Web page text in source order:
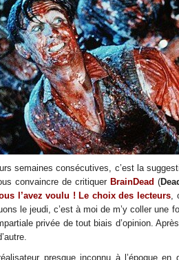
semaines consécutives, c’est la
convaincre de critiquer BrainDead (
l’avez voulu ! Le choix des lecteurs,
le jeudi, c’est à moi de m’y coller une
privée de tout biais d’opinion.
presque inconnu à l’époque en